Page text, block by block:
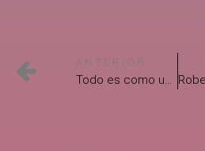
ANTERIOR